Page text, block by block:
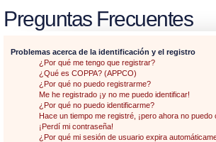
Preguntas Frecuentes
Problemas acerca de la identificación y el registro
¿Por qué me tengo que registrar?
¿Qué es COPPA? (APPCO)
¿Por qué no puedo registrarme?
Me he registrado ¡y no me puedo identificar!
¿Por qué no puedo identificarme?
Hace un tiempo me registré, ¡pero ahora no puedo
¡Perdí mi contraseña!
¿Por qué mi sesión de usuario expira